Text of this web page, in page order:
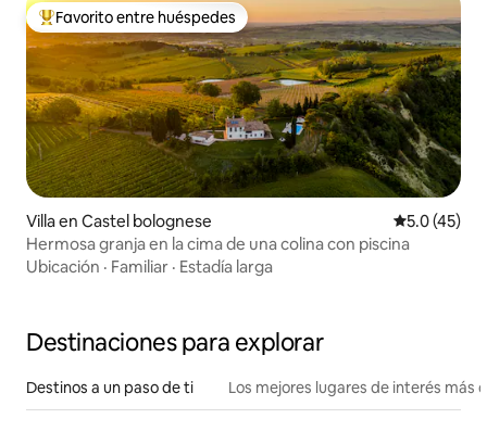
Favorito entre huéspedes preferido
Favorito entre huéspedes
Villa en Castel bolognese Calificación
5.0 (45)
Hermosa granja en la cima de una colina con piscina
Ubicación · Familiar · Estadía larga
Destinaciones para explorar
Destinos a un paso de ti Los mejores lugares de interés más